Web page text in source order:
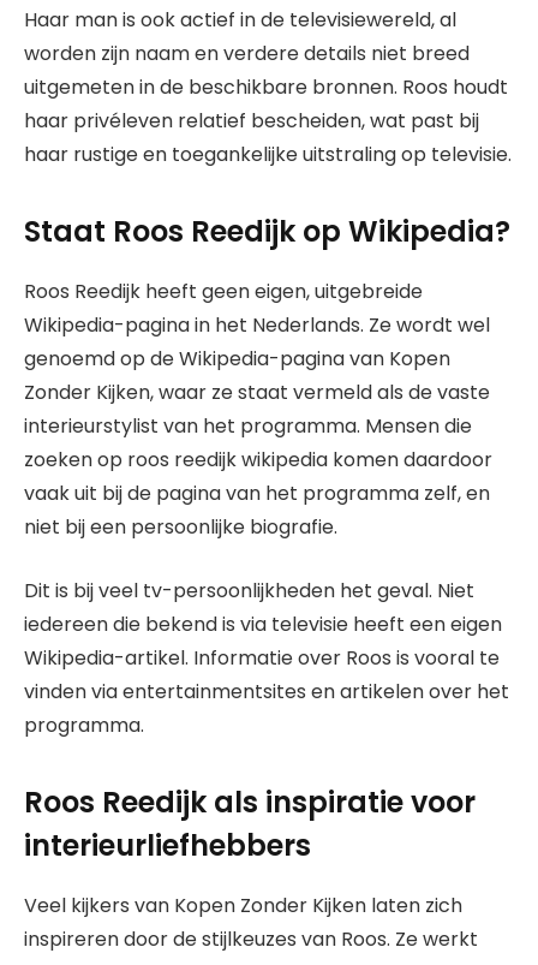
Haar man is ook actief in de televisiewereld, al
worden zijn naam en verdere details niet breed
uitgemeten in de beschikbare bronnen. Roos houdt
haar privéleven relatief bescheiden, wat past bij
haar rustige en toegankelijke uitstraling op televisie.
Staat Roos Reedijk op Wikipedia?
Roos Reedijk heeft geen eigen, uitgebreide
Wikipedia-pagina in het Nederlands. Ze wordt wel
genoemd op de Wikipedia-pagina van Kopen
Zonder Kijken, waar ze staat vermeld als de vaste
interieurstylist van het programma. Mensen die
zoeken op roos reedijk wikipedia komen daardoor
vaak uit bij de pagina van het programma zelf, en
niet bij een persoonlijke biografie.
Dit is bij veel tv-persoonlijkheden het geval. Niet
iedereen die bekend is via televisie heeft een eigen
Wikipedia-artikel. Informatie over Roos is vooral te
vinden via entertainmentsites en artikelen over het
programma.
Roos Reedijk als inspiratie voor
interieurliefhebbers
Veel kijkers van Kopen Zonder Kijken laten zich
inspireren door de stijlkeuzes van Roos. Ze werkt